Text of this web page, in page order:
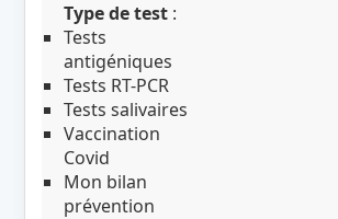
Type de test:
Tests
antigéniques
Tests RT-PCR
Tests salivaires
Vaccination
Covid
Mon bilan
prévention